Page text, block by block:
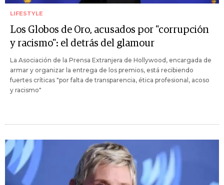
LIFESTYLE
Los Globos de Oro, acusados por "corrupción
y racismo": el detrás del glamour
La Asociación de la Prensa Extranjera de Hollywood, encargada de
armar y organizar la entrega de los premios, está recibiendo
fuertes críticas "por falta de transparencia, ética profesional, acoso
y racismo"